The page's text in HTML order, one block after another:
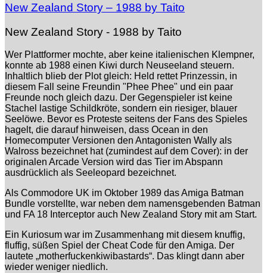
New Zealand Story – 1988 by Taito
New Zealand Story - 1988 by Taito
Wer Plattformer mochte, aber keine italienischen Klempner,
konnte ab 1988 einen Kiwi durch Neuseeland steuern.
Inhaltlich blieb der Plot gleich: Held rettet Prinzessin, in
diesem Fall seine Freundin "Phee Phee" und ein paar
Freunde noch gleich dazu. Der Gegenspieler ist keine
Stachel lastige Schildkröte, sondern ein riesiger, blauer
Seelöwe. Bevor es Proteste seitens der Fans des Spieles
hagelt, die darauf hinweisen, dass Ocean in den
Homecomputer Versionen den Antagonisten Wally als
Walross bezeichnet hat (zumindest auf dem Cover): in der
originalen Arcade Version wird das Tier im Abspann
ausdrücklich als Seeleopard bezeichnet.
Als Commodore UK im Oktober 1989 das Amiga Batman
Bundle vorstellte, war neben dem namensgebenden Batman
und FA 18 Interceptor auch New Zealand Story mit am Start.
Ein Kuriosum war im Zusammenhang mit diesem knuffig,
fluffig, süßen Spiel der Cheat Code für den Amiga. Der
lautete „motherfuckenkiwibastards“. Das klingt dann aber
wieder weniger niedlich.